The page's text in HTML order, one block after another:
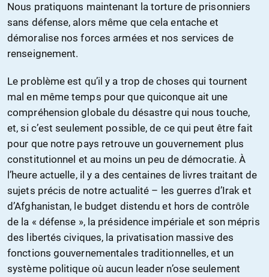
Nous pratiquons maintenant la torture de prisonniers
sans défense, alors même que cela entache et
démoralise nos forces armées et nos services de
renseignement.
Le problème est qu’il y a trop de choses qui tournent
mal en même temps pour que quiconque ait une
compréhension globale du désastre qui nous touche,
et, si c’est seulement possible, de ce qui peut être fait
pour que notre pays retrouve un gouvernement plus
constitutionnel et au moins un peu de démocratie. À
l’heure actuelle, il y a des centaines de livres traitant de
sujets précis de notre actualité – les guerres d’Irak et
d’Afghanistan, le budget distendu et hors de contrôle
de la « défense », la présidence impériale et son mépris
des libertés civiques, la privatisation massive des
fonctions gouvernementales traditionnelles, et un
système politique où aucun leader n’ose seulement